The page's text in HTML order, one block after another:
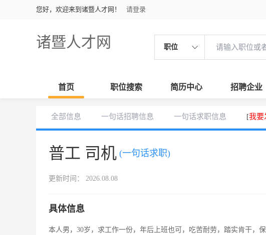
您好，欢迎来到诸暨人才网！ 请登录
诸暨人才网 职位
首页 职位搜索 简历中心 招聘企业
全部信息 一句话招聘信息 一句话求职信息 [我要
普工 司机 (一句话求职)
更新时间： 2026.08.08
具体信息
本人男，30岁，求工作一份，年后上班也可，吃苦耐劳，踏实肯干，